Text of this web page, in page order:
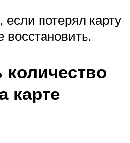
если потерял карту
восстановить.
количество
карте